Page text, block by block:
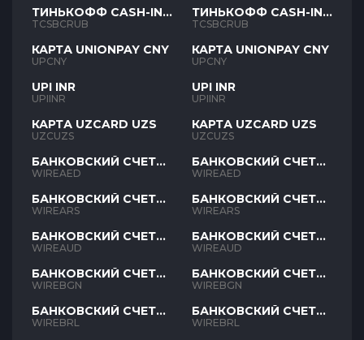
ТИНЬКОФФ CASH-IN
RUB
TCSBCRUB
КАРТА UNIONPAY CNY
UPCNY
UPI INR
UPIINR
КАРТА UZCARD UZS
UZCUZS
БАНКОВСКИЙ СЧЕТ
AED
WIREAED
БАНКОВСКИЙ СЧЕТ
ARS
WIREARS
БАНКОВСКИЙ СЧЕТ
AUD
WIREAUD
БАНКОВСКИЙ СЧЕТ
BGN
WIREBGN
БАНКОВСКИЙ СЧЕТ
BRL
WIREBRL
ТИНЬКОФФ CASH-IN
RUB
TCSBCRUB
КАРТА UNIONPAY CNY
UPCNY
UPI INR
UPIINR
КАРТА UZCARD UZS
UZCUZS
БАНКОВСКИЙ СЧЕТ
AED
WIREAED
БАНКОВСКИЙ СЧЕТ
ARS
WIREARS
БАНКОВСКИЙ СЧЕТ
AUD
WIREAUD
БАНКОВСКИЙ СЧЕТ
BGN
WIREBGN
БАНКОВСКИЙ СЧЕТ
BRL
WIREBRL